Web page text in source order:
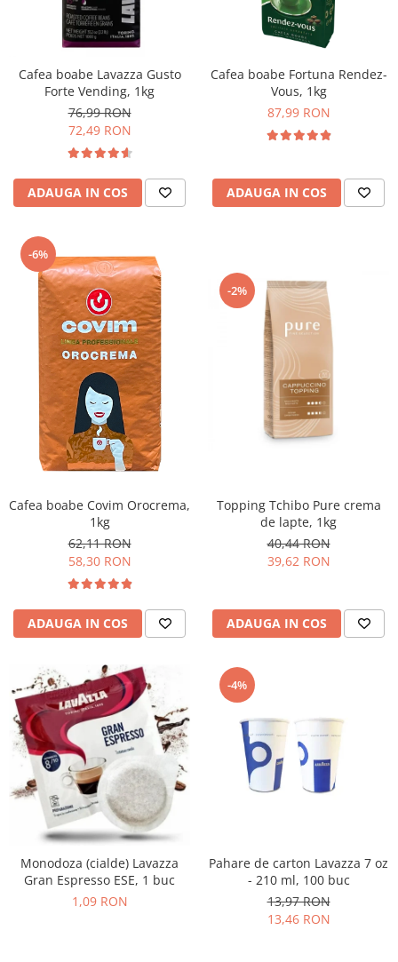
Cafea boabe Lavazza Gusto
Forte Vending, 1kg
76,99 RON
72,49 RON
ADAUGA IN COS
Cafea boabe Fortuna Rendez-
Vous, 1kg
87,99 RON
ADAUGA IN COS
-6%
Cafea boabe Covim Orocrema,
1kg
62,11 RON
58,30 RON
ADAUGA IN COS
-2%
Topping Tchibo Pure crema
de lapte, 1kg
40,44 RON
39,62 RON
ADAUGA IN COS
Monodoza (cialde) Lavazza
Gran Espresso ESE, 1 buc
1,09 RON
-4%
Pahare de carton Lavazza 7 oz
- 210 ml, 100 buc
13,97 RON
13,46 RON